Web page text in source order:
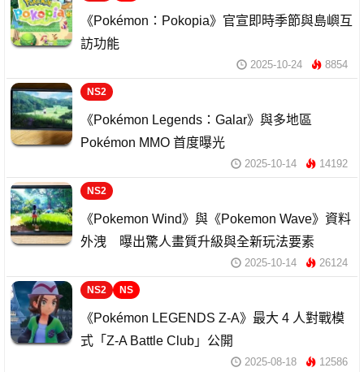
《Pokémon：Pokopia》官宣即時季節與島嶼互
訪功能
2025-10-24 8854
NS2
《Pokémon Legends：Galar》與多地區
Pokémon MMO 首度曝光
2025-10-14 14192
NS2
《Pokemon Wind》與《Pokemon Wave》資料
外洩 曝出驚人畫質升級與全新玩法要素
2025-10-14 26124
NS2 NS
《Pokémon LEGENDS Z-A》最大 4 人對戰模
式「Z-A Battle Club」公開
2025-08-18 12586